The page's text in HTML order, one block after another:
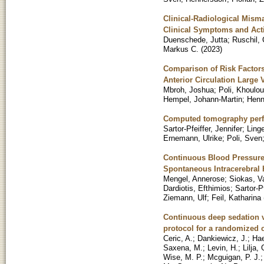
Clinical-Radiological
Clinical Symptoms and
Duenschede, Jutta; Ruschil,
Markus C. (2023)
Comparison of Risk
Anterior Circulation Large
Mbroh, Joshua; Poli,
Hempel, Johann-Martin;
Computed tomography
Sartor-Pfeiffer, Jennifer;
Ernemann, Ulrike; Poli, Sven
Continuous Blood
Spontaneous Intracerebral
Mengel, Annerose; Siokas,
Dardiotis, Efthimios; Sartor-
Ziemann, Ulf; Feil, Katharina
Continuous deep sedation
protocol for a randomized
Ceric, A. ; Dankiewicz, J. ;
Saxena, M. ; Levin, H. ; Lilja,
Wise, M. P. ; Mcguigan, P. J.